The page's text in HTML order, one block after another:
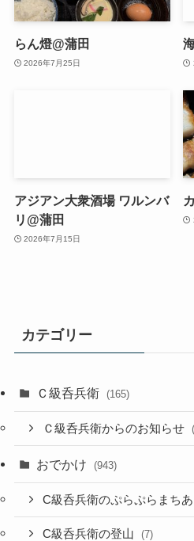
らん燈@蒲田
2026年7月25日
アジアン大衆酒場 ワルンバ
リ@蒲田
2026年7月15日
カテゴリー
Ｃ級呑兵衛 (165)
Ｃ級呑兵衛からのお知らせ
おでかけ (943)
C級呑兵衛のぷらぷらまちあ
C級呑兵衛の登山 (7)